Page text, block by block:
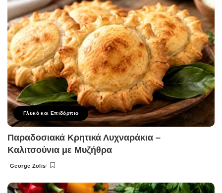
Γλυκό και Επιδόρπιο
Παραδοσιακά Κρητικά Λυχναράκια –
Καλιτσούνια με Μυζήθρα
Posted
George Zolis